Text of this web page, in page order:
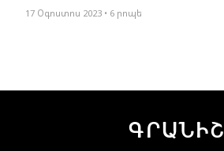
17 Օգոստոս 2023 • 6 րոպե
ԳՐԱՆԻՇ